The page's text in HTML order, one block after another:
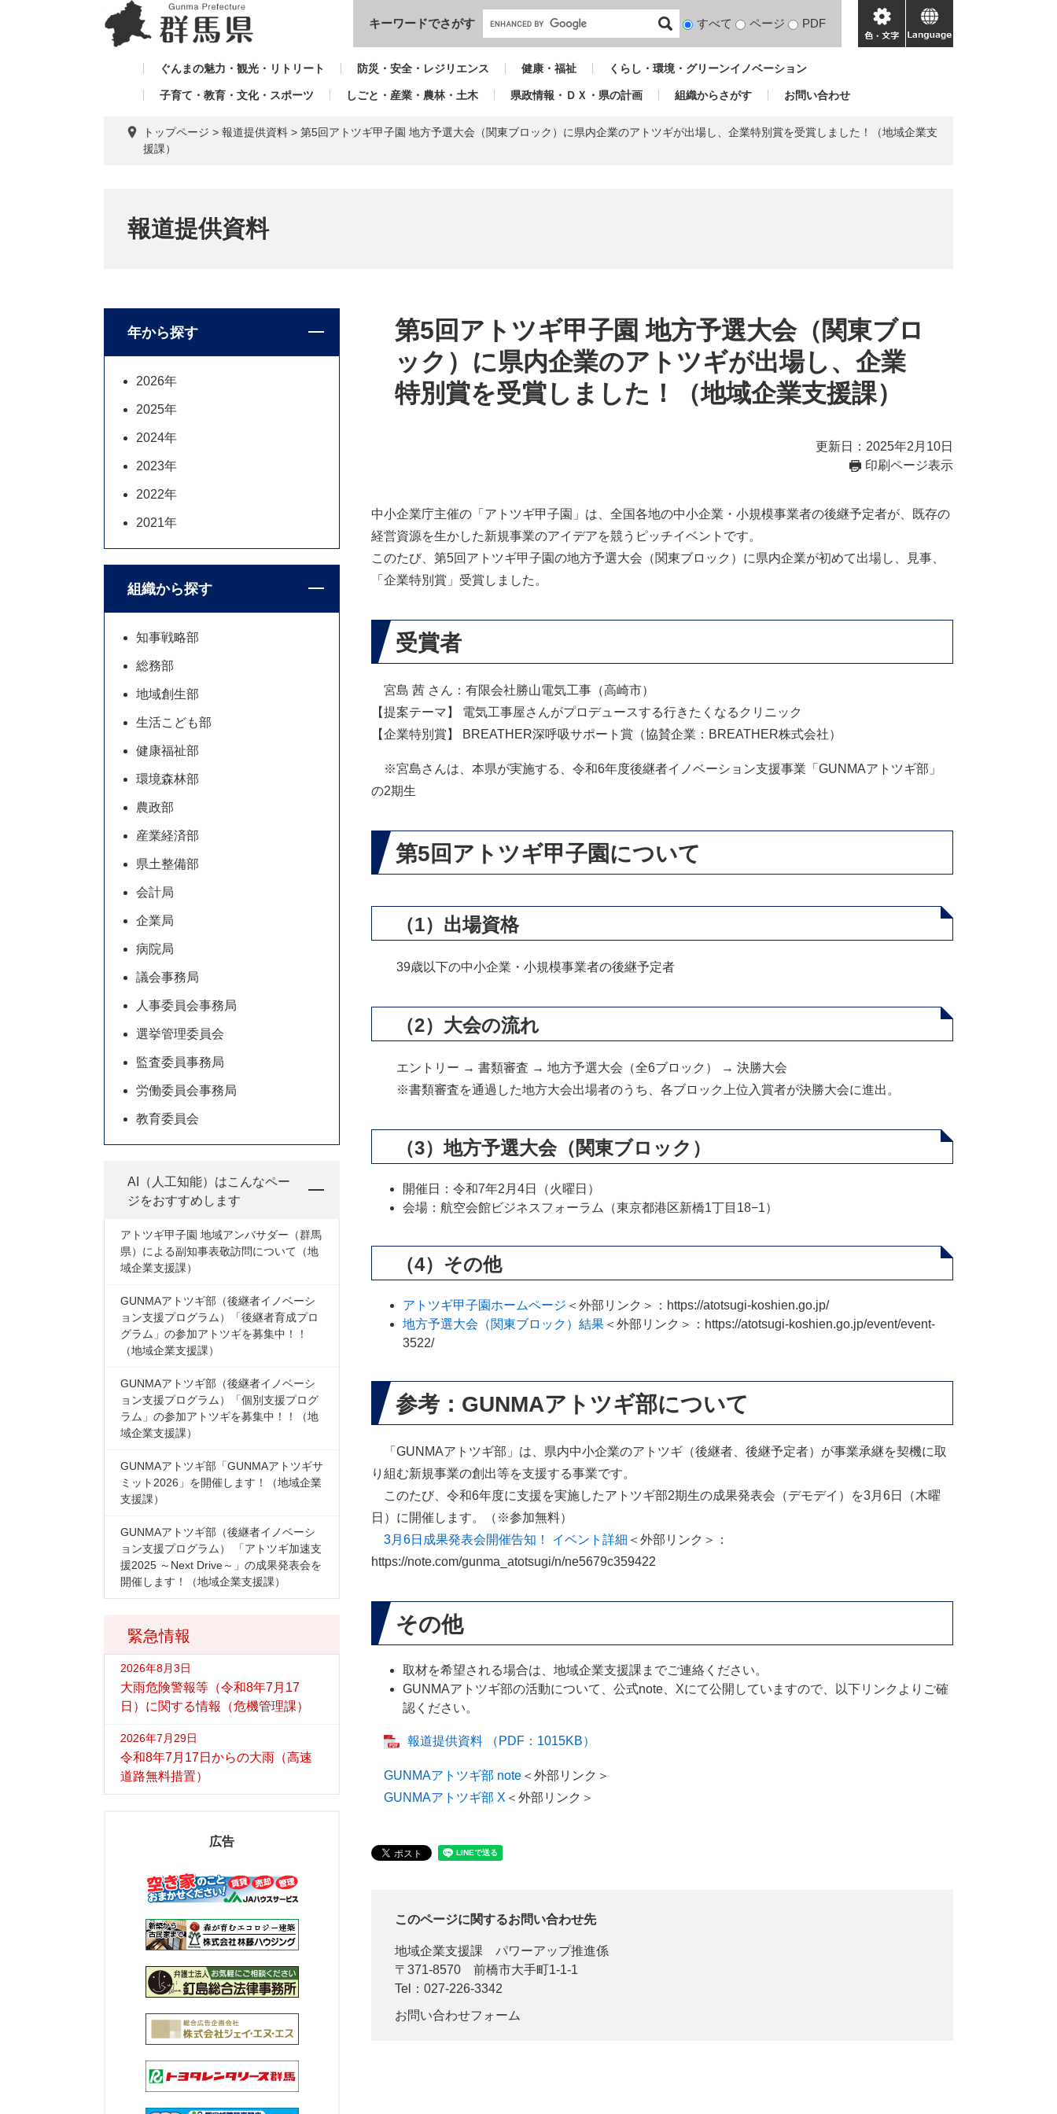
本文へ
キーワードでさがす
検
対
すべて ページ PDF
色・
文
language
ぐんまの魅力・観光・リトリート 防災・安全・レジリエンス 健康・福祉 くらし・環境・グリーンイノベーション
子育て・教育・文化・スポーツ しごと・産業・農林・土木 県政情報・ＤＸ・県の計画 組織からさがす お問い合わせ
トップページ > 報道提供資料 > 第5回アトツギ甲子園 地方予選大会（関東ブロック）に県内企業のアトツギが出場し、企業特別賞を受賞しました！（地域企業支
援課）
報道提供資料
第5回アトツギ甲子園 地方予選大会（関東ブロ
ック）に県内企業のアトツギが出場し、企業
特別賞を受賞しました！（地域企業支援課）
更新日：2025年2月10日
印刷ページ表示
中小企業庁主催の「アトツギ甲子園」は、全国各地の中小企業・小規模事業者の後継予定者が、既存の
経営資源を生かした新規事業のアイデアを競うピッチイベントです。
このたび、第5回アトツギ甲子園の地方予選大会（関東ブロック）に県内企業が初めて出場し、見事、
「企業特別賞」受賞しました。
受賞者
宮島 茜 さん：有限会社勝山電気工事（高崎市）
【提案テーマ】 電気工事屋さんがプロデュースする行きたくなるクリニック
【企業特別賞】 BREATHER深呼吸サポート賞（協賛企業：BREATHER株式会社）
※宮島さんは、本県が実施する、令和6年度後継者イノベーション支援事業「GUNMAアトツギ部」
の2期生
第5回アトツギ甲子園について
（1）出場資格
39歳以下の中小企業・小規模事業者の後継予定者
（2）大会の流れ
エントリー → 書類審査 → 地方予選大会（全6ブロック） → 決勝大会
※書類審査を通過した地方大会出場者のうち、各ブロック上位入賞者が決勝大会に進出。
（3）地方予選大会（関東ブロック）
開催日：令和7年2月4日（火曜日）
会場：航空会館ビジネスフォーラム（東京都港区新橋1丁目18−1）
（4）その他
アトツギ甲子園ホームページ ＜外部リンク＞
：https://atotsugi-koshien.go.jp/
地方予選大会（関東ブロック）結果 ＜外部リンク＞
：https://atotsugi-koshien.go.jp/event/event-
3522/
参考：GUNMAアトツギ部について
「GUNMAアトツギ部」は、県内中小企業のアトツギ（後継者、後継予定者）が事業承継を契機に取
り組む新規事業の創出等を支援する事業です。
このたび、令和6年度に支援を実施したアトツギ部2期生の成果発表会（デモデイ）を3月6日（木曜
日）に開催します。（※参加無料）
3月6日成果発表会開催告知！ イベント詳細 ＜外部リンク＞
：
https://note.com/gunma_atotsugi/n/ne5679c359422
その他
取材を希望される場合は、地域企業支援課までご連絡ください。
GUNMAアトツギ部の活動について、公式note、Xにて公開していますので、以下リンクよりご確
認ください。
報道提供資料 （PDF：1015KB）
GUNMAアトツギ部 note ＜外部リンク＞
GUNMAアトツギ部 X ＜外部リンク＞
このページに関するお問い合わせ先
地域企業支援課
パワーアップ推進係
〒371-8570
前橋市大手町1-1-1
Tel：027-226-3342
お問い合わせフォーム
緊急情報
2026年8月3日
大雨危険警報等（令和8年7月17
日）に関する情報（危機管理課）
2026年7月29日
令和8年7月17日からの大雨（高速
道路無料措置）
年から探す
2026年
2025年
2024年
2023年
2022年
2021年
組織から探す
知事戦略部
総務部
地域創生部
生活こども部
健康福祉部
環境森林部
農政部
産業経済部
県土整備部
会計局
企業局
病院局
議会事務局
人事委員会事務局
選挙管理委員会
監査委員事務局
労働委員会事務局
教育委員会
AI（人工知能）はこんなペー
ジをおすすめします
アトツギ甲子園 地域アンバサダー（群馬
県）による副知事表敬訪問について（地
域企業支援課）
GUNMAアトツギ部（後継者イノベーシ
ョン支援プログラム）「後継者育成プロ
グラム」の参加アトツギを募集中！！
（地域企業支援課）
GUNMAアトツギ部（後継者イノベーシ
ョン支援プログラム）「個別支援プログ
ラム」の参加アトツギを募集中！！（地
域企業支援課）
GUNMAアトツギ部「GUNMAアトツギサ
ミット2026」を開催します！（地域企業
支援課）
GUNMAアトツギ部（後継者イノベーシ
ョン支援プログラム） 「アトツギ加速支
援2025 ～Next Drive～」の成果発表会を
開催します！（地域企業支援課）
広告